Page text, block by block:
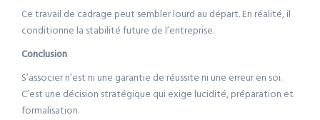
Ce travail de cadrage peut sembler lourd au départ. En réalité, il
conditionne la stabilité future de l’entreprise.
Conclusion
S’associer n’est ni une garantie de réussite ni une erreur en soi.
C’est une décision stratégique qui exige lucidité, préparation et
formalisation.